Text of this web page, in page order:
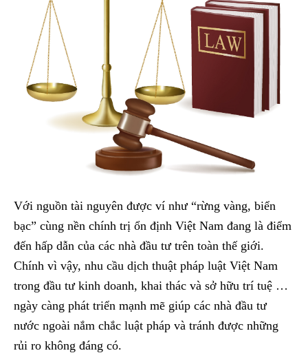
Với nguồn tài nguyên được ví như “rừng vàng, biển
bạc” cùng nền chính trị ổn định Việt Nam đang là điểm
đến hấp dẫn của các nhà đầu tư trên toàn thế giới.
Chính vì vậy, nhu cầu dịch thuật pháp luật Việt Nam
trong đầu tư kinh doanh, khai thác và sở hữu trí tuệ …
ngày càng phát triển mạnh mẽ giúp các nhà đầu tư
nước ngoài nắm chắc luật pháp và tránh được những
rủi ro không đáng có.